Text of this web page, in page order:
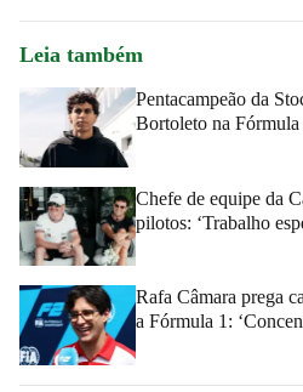
Leia também
Pentacampeão da
Bortoleto na Fórmula
Chefe de equipe da
pilotos: ‘Trabalho
Rafa Câmara prega
a Fórmula 1: